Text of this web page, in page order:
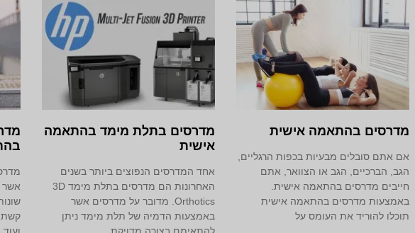
מדרסים בהתאמה אישית
אם אתם סובלים מבעיות בכפות הרגליים,
הגב, הברכיים, הגב או הצוואר, אתם
חייבים מדרסים בהתאמה אישית.
באמצעות מדרסים בהתאמה אישית
תוכלו להוריד את העומס על
מדרסים בתלת מימד‎ בהתאמה
אישית
אחד המדרסים הנפוצים ביותר בשנים
האחרונות הם מדרסים בתלת מימד 3D
Orthotics. מדובר על מדרסים אשר
באמצעות הדמיה של תלת מימד ניתן
אשר
קשת